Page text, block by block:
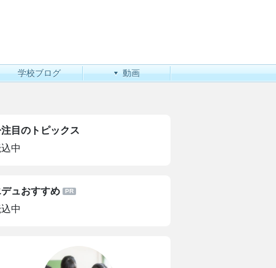
学校ブログ 動画
目のトピックス
中
デュおすすめ
中